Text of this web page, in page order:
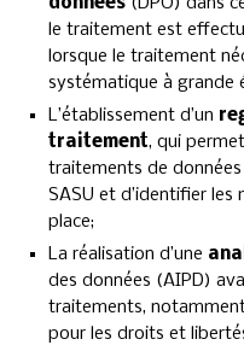
le traitement est
lorsque le traitement
systématique à grande
L’établissement d’un
traitement, qui
traitements de
SASU et d’identifier les
place;
La réalisation d’une
des données (AIPD)
traitements,
pour les droits et